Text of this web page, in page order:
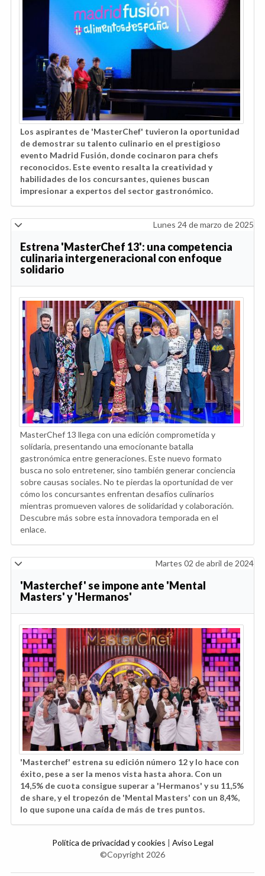
Los aspirantes de 'MasterChef' tuvieron la oportunidad
de demostrar su talento culinario en el prestigioso
evento Madrid Fusión, donde cocinaron para chefs
reconocidos. Este evento resalta la creatividad y
habilidades de los concursantes, quienes buscan
impresionar a expertos del sector gastronómico.
Lunes 24 de marzo de 2025
Estrena 'MasterChef 13': una competencia
culinaria intergeneracional con enfoque
solidario
MasterChef 13 llega con una edición comprometida y
solidaria, presentando una emocionante batalla
gastronómica entre generaciones. Este nuevo formato
busca no solo entretener, sino también generar conciencia
sobre causas sociales. No te pierdas la oportunidad de ver
cómo los concursantes enfrentan desafíos culinarios
mientras promueven valores de solidaridad y colaboración.
Descubre más sobre esta innovadora temporada en el
enlace.
Martes 02 de abril de 2024
'Masterchef' se impone ante 'Mental
Masters' y 'Hermanos'
'Masterchef' estrena su edición número 12 y lo hace con
éxito, pese a ser la menos vista hasta ahora. Con un
14,5% de cuota consigue superar a 'Hermanos' y su 11,5%
de share, y el tropezón de 'Mental Masters' con un 8,4%,
lo que supone una caída de más de tres puntos.
Política de privacidad y cookies | Aviso Legal
©Copyright 2026